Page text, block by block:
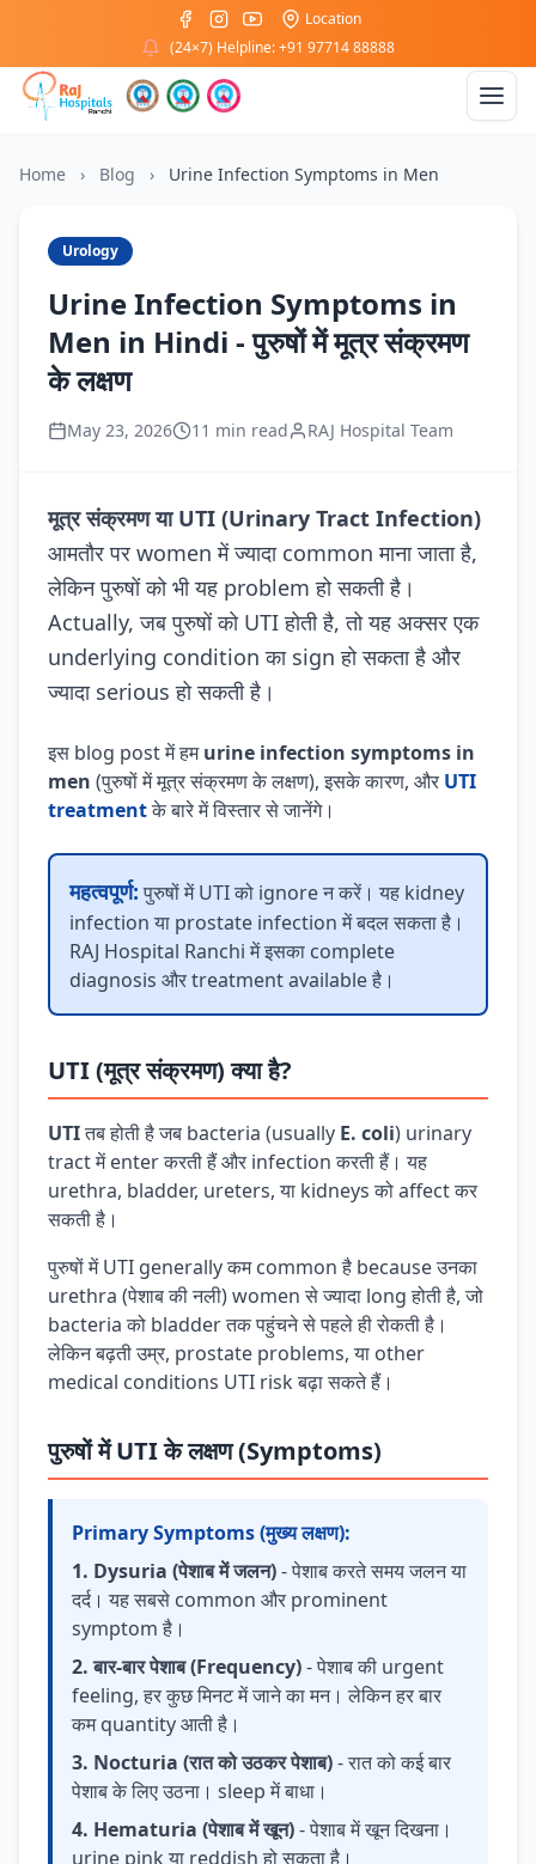
Location
(24×7) Helpline: +91 97714 88888
Home › Blog › Urine Infection Symptoms in Men
Urology
Urine Infection Symptoms in
Men in Hindi - पुरुषों में मूत्र संक्रमण
के लक्षण
May 23, 2026 11 min read RAJ Hospital Team
मूत्र संक्रमण या UTI (Urinary Tract Infection)
आमतौर पर women में ज्यादा common माना जाता है,
लेकिन पुरुषों को भी यह problem हो सकती है।
Actually, जब पुरुषों को UTI होती है, तो यह अक्सर एक
underlying condition का sign हो सकता है और
ज्यादा serious हो सकती है।
इस blog post में हमurine infection symptoms in
men (पुरुषों में मूत्र संक्रमण के लक्षण), इसके कारण, और UTI
treatmentके बारे में विस्तार से जानेंगे।
महत्वपूर्ण: पुरुषों में UTI को ignore न करें। यह kidney
infection या prostate infection में बदल सकता है।
RAJ Hospital Ranchi में इसका complete
diagnosis और treatment available है।
UTI (मूत्र संक्रमण) क्या है?
UTIतब होती है जब bacteria (usually E. coli) urinary
tract में enter करती हैं और infection करती हैं। यह
urethra, bladder, ureters, या kidneys को affect कर
सकती है।
पुरुषों में UTI generally कम common है because उनका
urethra (पेशाब की नली) women से ज्यादा long होती है, जो
bacteria को bladder तक पहुंचने से पहले ही रोकती है।
लेकिन बढ़ती उम्र, prostate problems, या other
medical conditions UTI risk बढ़ा सकते हैं।
पुरुषों में UTI के लक्षण (Symptoms)
Primary Symptoms (मुख्य लक्षण):
1. Dysuria (पेशाब में जलन)- पेशाब करते समय जलन या
दर्द। यह सबसे common और prominent
symptom है।
2. बार-बार पेशाब (Frequency)- पेशाब की urgent
feeling, हर कुछ मिनट में जाने का मन। लेकिन हर बार
कम quantity आती है।
3. Nocturia (रात को उठकर पेशाब)- रात को कई बार
पेशाब के लिए उठना। sleep में बाधा।
4. Hematuria (पेशाब में खून)- पेशाब में खून दिखना।
urine pink या reddish हो सकता है।